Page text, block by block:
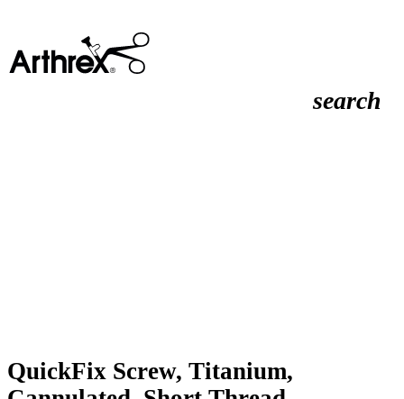
search
QuickFix Screw, Titanium,